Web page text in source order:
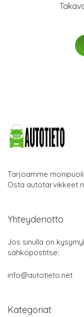
Tarjoamme
Osta autotarvikkeet
Yhteydenotto
Jos sinulla on
sähköpostitse:
info@autotieto.net
Kategoriat